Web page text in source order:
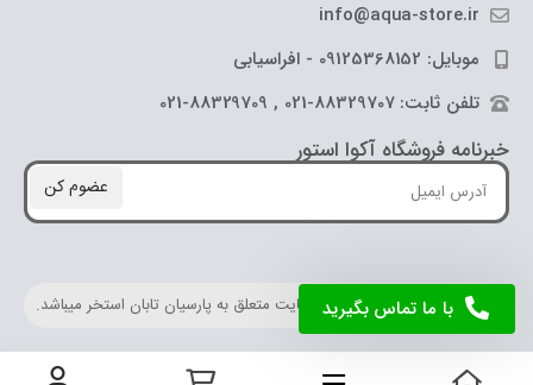
info@aqua-store.ir
موبایل: 09125368152 - افراسیابی
تلفن ثابت: 88329707-021 , 88329709-021
خبرنامه فروشگاه آکوا استور
عضوم کن
کلیه حقوق مادی و معنوی این سایت متعلق به پارسیان تابان استخر میباشد.
با ما تماس بگیرید